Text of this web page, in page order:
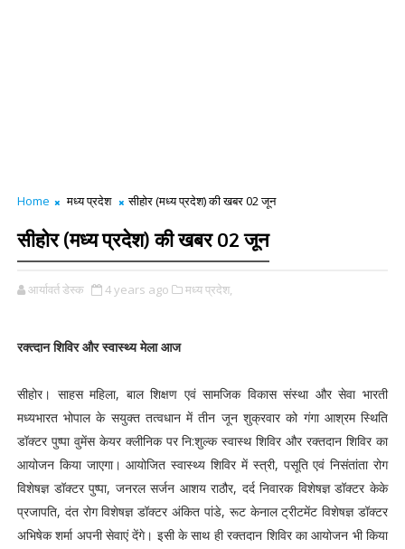
Home मध्य प्रदेश सीहोर (मध्य प्रदेश) की खबर 02 जून
सीहोर (मध्य प्रदेश) की खबर 02 जून
आर्यावर्त डेस्क 4 years ago मध्य प्रदेश,
रक्त्दान शिविर और स्वास्थ्य मेला आज
सीहोर। साहस महिला, बाल शिक्षण एवं सामजिक विकास संस्था और सेवा भारती
मध्यभारत भोपाल के सयुक्त तत्वधान में तीन जून शुक्रवार को गंगा आश्रम स्थिति
डॉक्टर पुष्पा वुमेंस केयर क्लीनिक पर नि:शुल्क स्वास्थ शिविर और रक्तदान शिविर का
आयोजन किया जाएगा। आयोजित स्वास्थ्य शिविर में स्त्री, पसूति एवं निसंतांता रोग
विशेषज्ञ डॉक्टर पुष्पा, जनरल सर्जन आशय राठौर, दर्द निवारक विशेषज्ञ डॉक्टर केके
प्रजापति, दंत रोग विशेषज्ञ डॉक्टर अंकित पांडे, रूट केनाल ट्रीटमेंट विशेषज्ञ डॉक्टर
अभिषेक शर्मा अपनी सेवाएं देंगे। इसी के साथ ही रक्तदान शिविर का आयोजन भी किया